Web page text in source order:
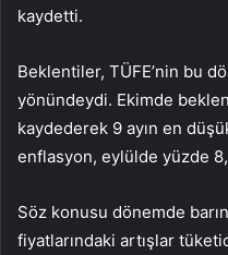
kaydetti.
Beklentiler, TÜFE’nin bu
yönündeydi. Ekimde
kaydederek 9 ayın en
enflasyon, eylülde yüzde
Söz konusu dönemde
fiyatlarındaki artışlar